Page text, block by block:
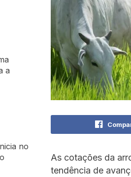
As cotações da
tendência de
a
no